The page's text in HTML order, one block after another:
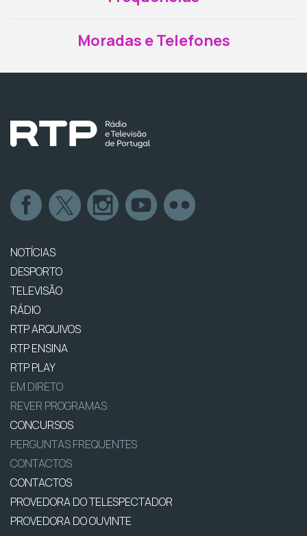
Moradas e Telefones
NOTÍCIAS
DESPORTO
TELEVISÃO
RÁDIO
RTP ARQUIVOS
RTP ENSINA
RTP PLAY
EM DIRETO
REVER PROGRAMAS
CONCURSOS
PERGUNTAS FREQUENTES
CONTACTOS
CONTACTOS
PROVEDORA DO TELESPECTADOR
PROVEDORA DO OUVINTE